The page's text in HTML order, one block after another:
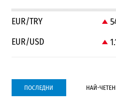
EUR/TRY
EUR/USD
ПОСЛЕДНИ НАЙ-